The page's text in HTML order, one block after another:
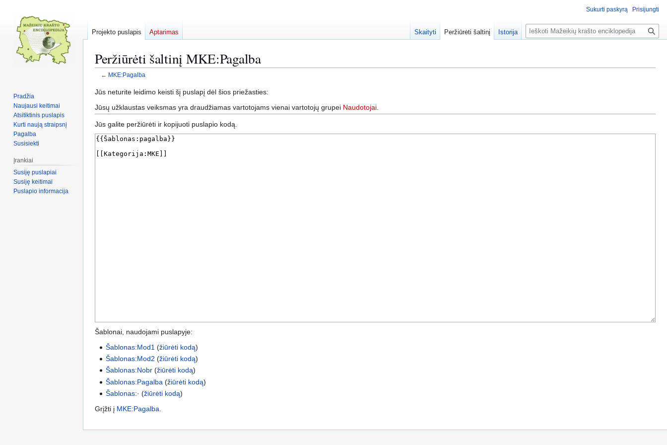
Peržiūrėti šaltinį MKE:Pagalba
← MKE:Pagalba
Pereiti
navigaciją
Jump
search
Jūs neturite leidimo keisti šį puslapį dėl šios priežasties:
Jūsų užklaustas veiksmas yra draudžiamas vartotojams vienai vartotojų grupei Naudotojai.
Jūs galite peržiūrėti ir kopijuoti puslapio kodą.
Šablonai, naudojami puslapyje:
Šablonas:Mod1 (žiūrėti kodą)
Šablonas:Mod2 (žiūrėti kodą)
Šablonas:Nobr (žiūrėti kodą)
Šablonas:Pagalba (žiūrėti kodą)
Šablonas:· (žiūrėti kodą)
Grįžti į MKE:Pagalba
Sukurti paskyrą Prisijungti
Projekto puslapis Aptarimas Skaityti Peržiūrėti šaltinį Istorija
P
a
Pradžia
Naujausi keitimai
Atsitiktinis puslapis
Kurti naują straipsnį
Pagalba
Susisiekti
Įrankiai
Susiję puslapiai
Susiję keitimai
Puslapio informacija